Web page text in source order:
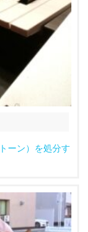
ーン）を処分す